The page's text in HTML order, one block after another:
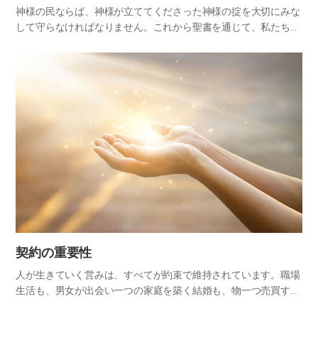
神様の民ならば、神様が立ててくださった神様の掟を大切にみな
して守らなければなりません。これから聖書を通じて、私たちが
う。 1．神様を愛する者は神様の掟を守る。 人は自分が気に入っ
契約の重要性
人が生きていく営みは、すべてが約束で維持されています。職場
生活も、男女が出会い一つの家庭を築く結婚も、物一つ売買する